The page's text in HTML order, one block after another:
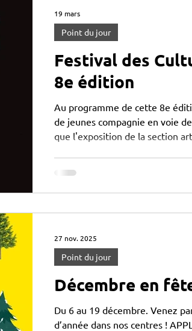
Festival des
8e édition
Au programme de cette 8e
de jeunes compagnie en voie
que l'exposition de la section
19h soirée de présentaion du Festival Du 19 au 28 mars
exposition de la section arts
Point du jour
19 mars
Décembre en
Du 6 au 19 décembre. Venez
d’année dans nos centres !
Point du jour
27 nov. 2025